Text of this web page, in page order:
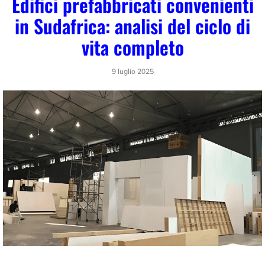
in Sudafrica: analisi del ciclo di
vita completo
9 luglio 2025